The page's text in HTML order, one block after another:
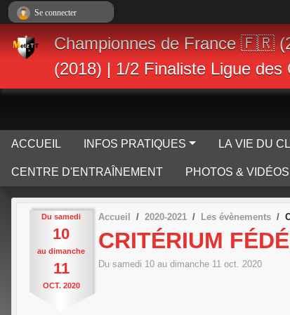
Championnes de France 🇫🇷
(2018) | 1/2 Finaliste Ligue
ACCUEIL INFOS PRATIQUES LA VIE DU
CENTRE D'ENTRAÎNEMENT PHOTOS & VIDÉOS
Du samedi
10
au dimanche
11
OCT. 2020
Accueil 2020-2021 Les évènements
CRITÉRIUM
Du samedi 10 au dimanche 11 oct. 2020
Se connecter
Panneau de gestion des cookies